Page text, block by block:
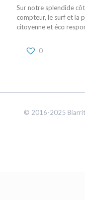
Sur notre splendide
compteur, le surf et la
citoyenne et éco
0
© 2016-2025